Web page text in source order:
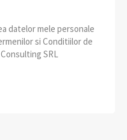
datelor mele personale
si Conditiilor de
SRL